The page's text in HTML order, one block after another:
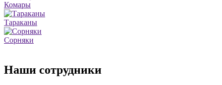
Комары
Тараканы
Сорняки
Наши сотрудники